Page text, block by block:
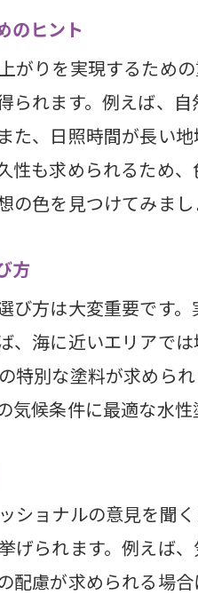
易さ：溶剤塗料と水性
塗装を考えるなら知
水性塗料の特性と利用
水性塗料の耐久性とメ
水性塗料の長所と短所
人気の水性塗料ブラ
のバリエーションと選
較して静岡県で人気
の水性塗料の人気の秘
と比べた水性塗料の経
建物における水性塗料
のメンテナンスの簡便さ
る外壁塗装を実現する
の水性塗料の口コミと
のヒント
がりを実現するため
られます。例えば、
た、日照時間が長い
も求められるため
色を見つけてみまし
方
方は大変重要です
、海に近いエリアで
特別な塗料が求めら
候条件に最適な水性
ショナルの意見を聞
げられます。例えば
慮が求められる場